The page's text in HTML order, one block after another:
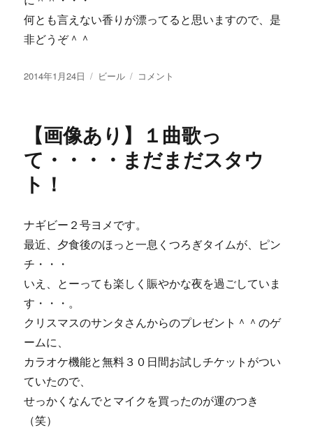
何とも言えない香りが漂ってると思いますので、是
非どうぞ＾＾
投
2014年1月24日
カ
ー
ビール
【画
キ
界
め
水。
に
コメント
【画像あり】１曲歌っ
て・・・・まだまだスタウ
ト！
ナギビー２号ヨメです。
最近、夕食後のほっと一息くつろぎタイムが、ピン
チ・・・
いえ、とーっても楽しく賑やかな夜を過ごしていま
す・・・。
クリスマスのサンタさんからのプレゼント＾＾のゲ
ームに、
カラオケ機能と無料３０日間お試しチケットがつい
ていたので、
せっかくなんでとマイクを買ったのが運のつき
（笑）